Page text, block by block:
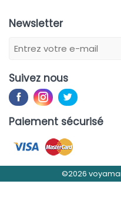
Newsletter
Suivez nous
Paiement sécurisé
©2026